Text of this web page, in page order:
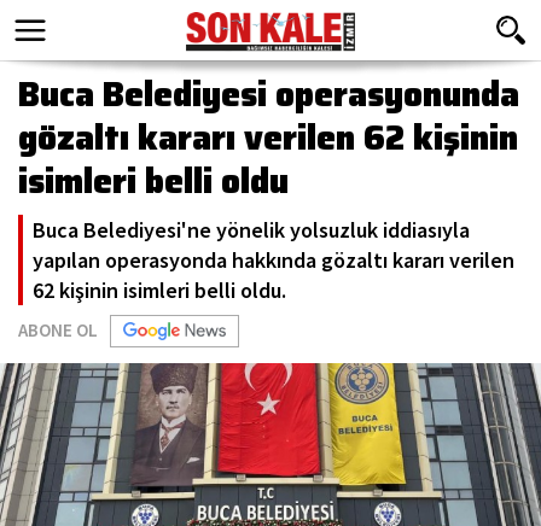
Buca Belediyesi operasyonunda
gözaltı kararı verilen 62 kişinin
isimleri belli oldu
Buca Belediyesi'ne yönelik yolsuzluk iddiasıyla
yapılan operasyonda hakkında gözaltı kararı verilen
62 kişinin isimleri belli oldu.
ABONE OL